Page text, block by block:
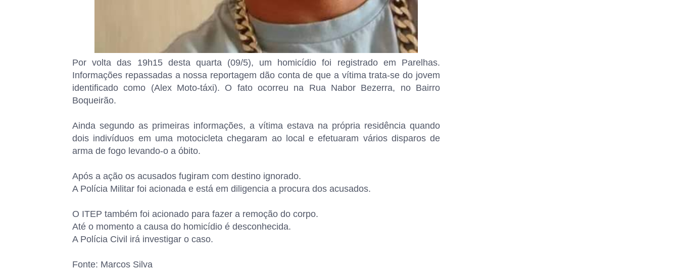
Por volta das 19h15 desta quarta (09/5), um homicídio foi registrado em Parelhas.
Informações repassadas a nossa reportagem dão conta de que a vítima trata-se do jovem
identificado como (Alex Moto-táxi). O fato ocorreu na Rua Nabor Bezerra, no Bairro
Boqueirão.
Ainda segundo as primeiras informações, a vítima estava na própria residência quando
dois indivíduos em uma motocicleta chegaram ao local e efetuaram vários disparos de
arma de fogo levando-o a óbito.
Após a ação os acusados fugiram com destino ignorado.
A Polícia Militar foi acionada e está em diligencia a procura dos acusados.
O ITEP também foi acionado para fazer a remoção do corpo.
Até o momento a causa do homicídio é desconhecida.
A Polícia Civil irá investigar o caso.
Fonte: Marcos Silva